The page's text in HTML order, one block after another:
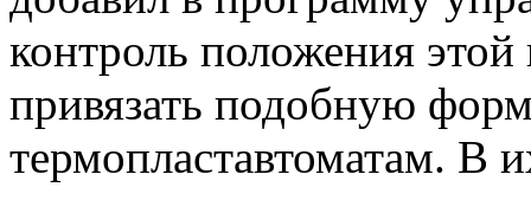
контроль положения
привязать подобную
термопластавтоматам. В